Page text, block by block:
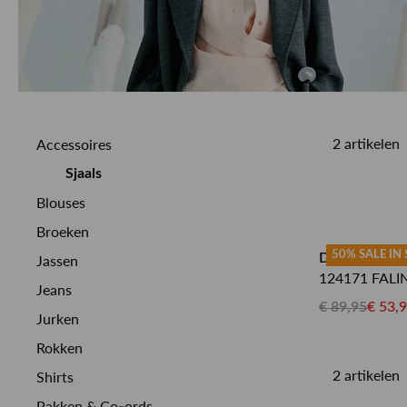
Accessoires
Sjaals
Blouses
Broeken
Jassen
Jeans
Jurken
Rokken
Shirts
2 artikelen
50% SALE IN
DRYKORN
124171
€ 89,95€
2 artikelen